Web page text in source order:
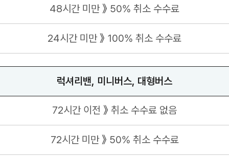
럭셔리밴, 미니버스, 대형버스
72시간 이전 》 취소 수수료 없음
48시간 미만 》 50% 취소 수수료
72시간 미만 》 50% 취소 수수료
24시간 미만 》 100% 취소 수수료